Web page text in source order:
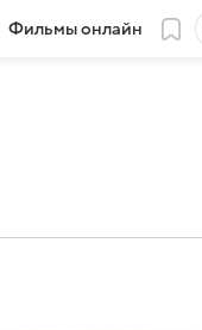
Фильмы онлайн